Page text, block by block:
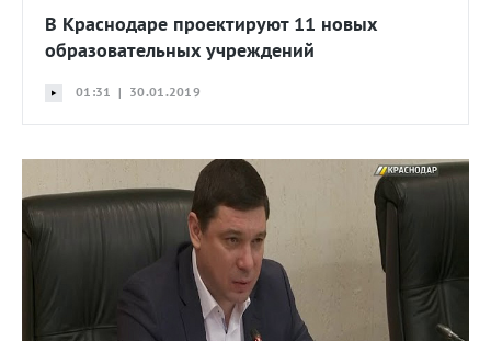
В Краснодаре проектируют 11 новых
образовательных учреждений
01:31 | 30.01.2019